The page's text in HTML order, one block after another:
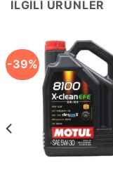
İLGILI ÜRÜNLER
-39%